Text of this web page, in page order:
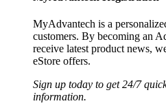
MyAdvantech is a
customers. By becoming an
receive latest product news,
eStore offers.
Sign up today to get 24/7
information.